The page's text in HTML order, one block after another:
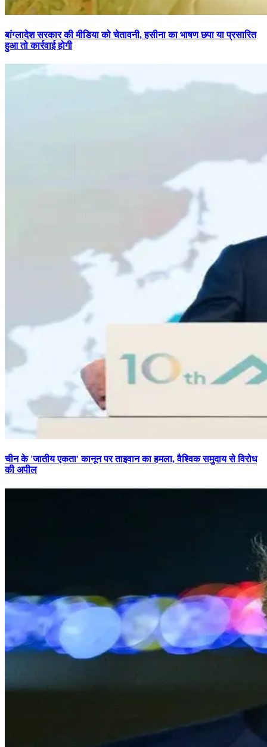
बांग्लादेश सरकार की मीडिया को चेतावनी, हसीना का भाषण छपा या प्रसारित
हुआ तो कार्रवाई होगी
चीन के 'जातीय एकता' कानून पर ताइवान का हमला, वैश्विक समुदाय से विरोध
की अपील